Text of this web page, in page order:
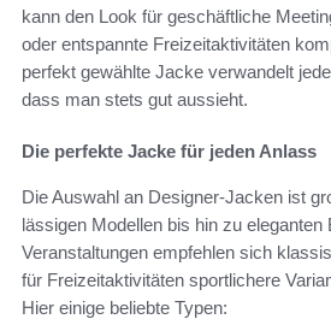
kann den Look für geschäftliche
oder entspannte Freizeitaktivitäten
perfekt gewählte Jacke verwandelt
dass man stets gut aussieht.
Die perfekte Jacke für jeden Anlass
Die Auswahl an Designer-Jacken ist
lässigen Modellen bis hin zu eleganten
Veranstaltungen empfehlen sich
für Freizeitaktivitäten sportlichere
Hier einige beliebte Typen: